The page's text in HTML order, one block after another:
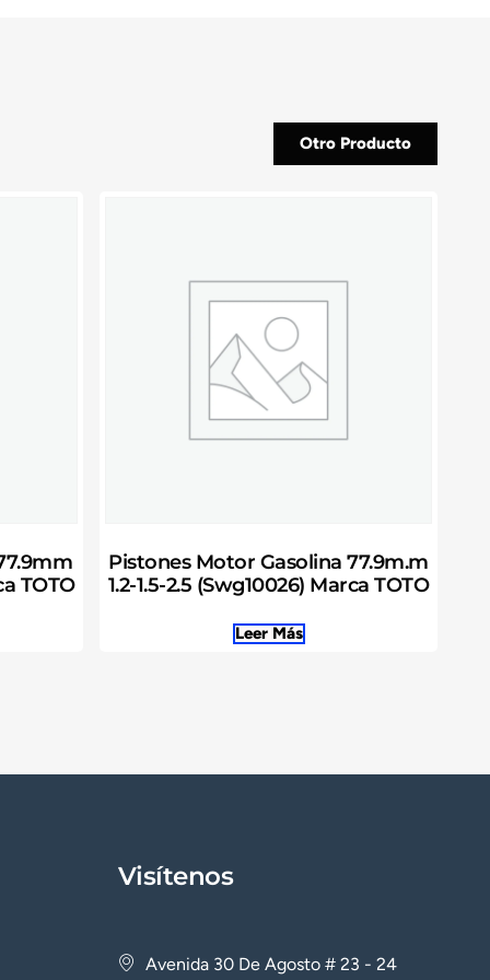
Otro Producto
TOTO
Pistones Motor Gasolina 77.9m.m
1.2-1.5-2.5 (Swg10026) Marca TOTO
Leer Más
Visítenos
Avenida 30 De Agosto # 23 - 24